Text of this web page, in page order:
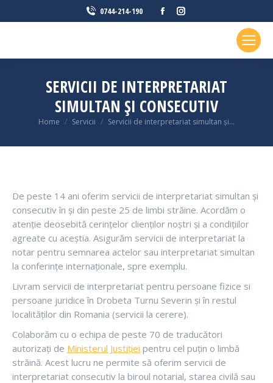
0744-214-190
Facebook
in
window
Instagram
in
window
SERVICII DE INTERPRETARIAT
SIMULTAN ȘI CONSECUTIV
You are here:
Home Servicii Servicii de interpretariat simultan și…
De peste 14 ani oferim servicii de interpretariat simultan și
consecutiv în și din peste 25 de limbi străine. Acordăm o
atenție deosebită cerințelor clienților noștri și a condițiilor
agreate cu aceștia. Asigurăm servicii de interpretariat la
notar pentru semnarea actelor sau interpretariat simultan
la conferințe internaționale, spre exemplu.
Livram servicii de interpretariat pentru persoane fizice si
persoane juridice în Drobeta Turnu Severin și în restul
localităților din Romania (servicii la cerere).
Colaborăm cu o echipa de peste 70 de traducători
autorizați de Ministerul Justiției pentru cel puțin o limbă
străină. Acest lucru ne permite să oferim servicii de
interpretariat consecutiv la biroul notarial, starea civilă sau